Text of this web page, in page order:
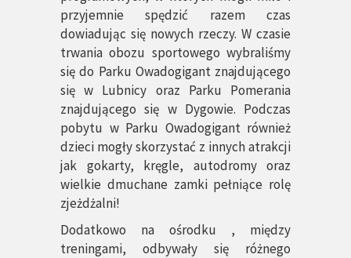
przyjemnie spędzić razem czas
dowiadując się nowych rzeczy. W czasie
trwania obozu sportowego wybraliśmy
się do Parku Owadogigant znajdującego
się w Lubnicy oraz Parku Pomerania
znajdującego się w Dygowie. Podczas
pobytu w Parku Owadogigant również
dzieci mogły skorzystać z innych atrakcji
jak gokarty, kręgle, autodromy oraz
wielkie dmuchane zamki pełniące rolę
zjeżdżalni!
Dodatkowo na ośrodku , między
treningami, odbywały się różnego